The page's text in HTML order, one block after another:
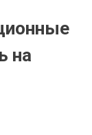
на